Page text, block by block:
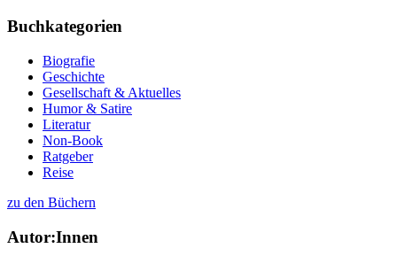
Buchkategorien
Biografie
Geschichte
Gesellschaft & Aktuelles
Humor & Satire
Literatur
Non-Book
Ratgeber
Reise
zu den Büchern
Autor:Innen